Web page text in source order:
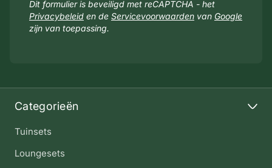
Categorieën
Tuinsets
Loungesets
Dit formulier is beveiligd met reCAPTCHA - het
Privacybeleid en de Servicevoorwaarden van Google
zijn van toepassing.